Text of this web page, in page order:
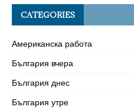
CATEGORIES
Американска работа
България вчера
България днес
България утре